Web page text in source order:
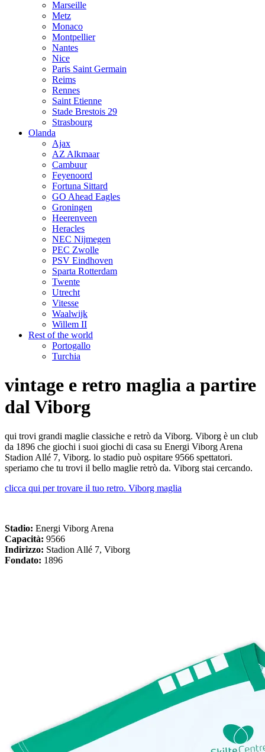
Marseille
Metz
Monaco
Montpellier
Nantes
Nice
Paris Saint Germain
Reims
Rennes
Saint Etienne
Stade Brestois 29
Strasbourg
Olanda
Ajax
AZ Alkmaar
Cambuur
Feyenoord
Fortuna Sittard
GO Ahead Eagles
Groningen
Heerenveen
Heracles
NEC Nijmegen
PEC Zwolle
PSV Eindhoven
Sparta Rotterdam
Twente
Utrecht
Vitesse
Waalwijk
Willem II
Rest of the world
Portogallo
Turchia
vintage e retro maglia a partire
dal Viborg
qui trovi grandi maglie classiche e retrò da Viborg. Viborg è un club
da 1896 che giochi i suoi giochi di casa su Energi Viborg Arena
Stadion Allé 7, Viborg. lo stadio può ospitare 9566 spettatori.
speriamo che tu trovi il bello maglie retrò da. Viborg stai cercando.
clicca qui per trovare il tuo retro. Viborg maglia
Stadio: Energi Viborg Arena
Capacità: 9566
Indirizzo: Stadion Allé 7, Viborg
Fondato: 1896